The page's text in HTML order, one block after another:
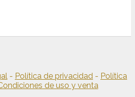
- Política de privacidad - Política
de uso y venta